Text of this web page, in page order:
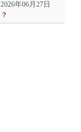
2026年06月27日
？